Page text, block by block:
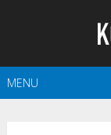
MENU